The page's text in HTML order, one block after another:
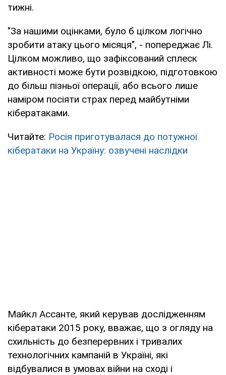
тижні.
"За нашими оцінками, було б цілком логічно
зробити атаку цього місяця", - попереджає Лі.
Цілком можливо, що зафіксований сплеск
активності може бути розвідкою, підготовкою
до більш пізньої операції, або всього лише
наміром посіяти страх перед майбутніми
кібератаками.
Читайте: Росія приготувалася до потужної
кібератаки на Україну: озвучені наслідки
Майкл Ассанте, який керував дослідженням
кібератаки 2015 року, вважає, що з огляду на
схильність до безперервних і тривалих
технологічних кампаній в Україні, які
відбувалися в умовах війни на сході і